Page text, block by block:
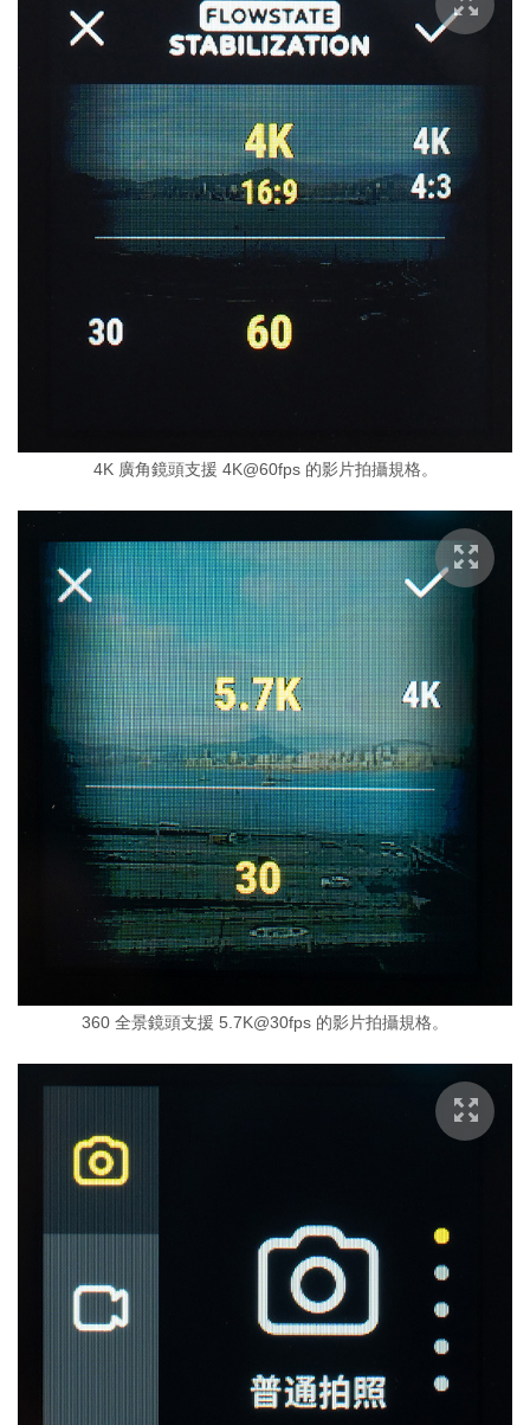
4K 廣角鏡頭支援 4K@60fps 的影片拍攝規格。
360 全景鏡頭支援 5.7K@30fps 的影片拍攝規格。